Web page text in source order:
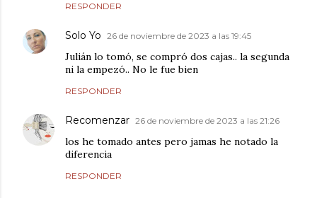
RESPONDER
Solo Yo 26 de noviembre de 2023 a las 19:45
Julián lo tomó, se compró dos cajas.. la segunda
ni la empezó.. No le fue bien
RESPONDER
Recomenzar 26 de noviembre de 2023 a las 21:26
los he tomado antes pero jamas he notado la
diferencia
RESPONDER